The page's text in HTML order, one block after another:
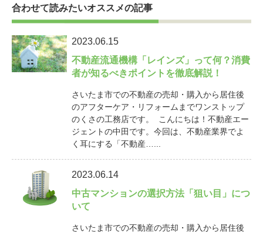
合わせて読みたいオススメの記事
2023.06.15
不動産流通機構「レインズ」って何？消費
者が知るべきポイントを徹底解説！
さいたま市での不動産の売却・購入から居住後
のアフターケア・リフォームまでワンストップ
のくさの工務店です。 こんにちは！不動産エー
ジェントの中田です。今回は、不動産業界でよ
く耳にする「不動産…...
2023.06.14
中古マンションの選択方法「狙い目」につ
いて
さいたま市での不動産の売却・購入から居住後